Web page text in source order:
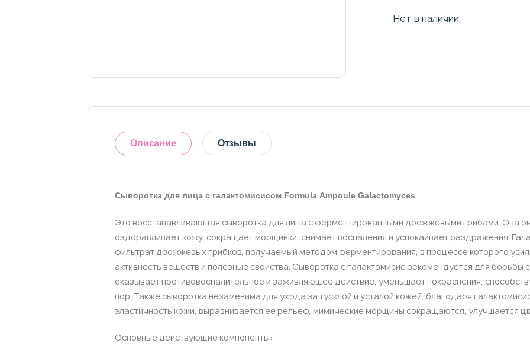
Нет в наличии
Описание Отзывы
Сыворотка для лица с галактомисисом Formula Ampoule Galactomyces
Это восстанавливающая сыворотка для лица с ферментированными дрожжевыми грибами. Она
оздоравливает кожу, сокращает морщинки, снимает воспаления и успокаивает раздражения.
фильтрат дрожжевых грибков, получаемый методом ферментирования, в процессе которого
активность веществ и полезные свойства. Сыворотка с галактомисис рекомендуется для борьбы
оказывает противовоспалительное и заживляющее действие, уменьшает покраснения,
пор. Также сыворотка незаменима для ухода за тусклой и усталой кожей, благодаря
эластичность кожи, выравнивается ее рельеф, мимические морщины сокращаются, улучшается
Основные действующие компоненты:
Оставить отзыв